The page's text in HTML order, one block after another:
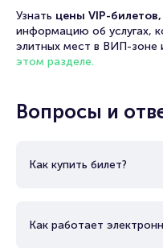
Узнать цены VIP-билетов,
информацию об услугах,
элитных мест в ВИП-зоне
этом разделе.
Вопросы и
Как купить билет?
Как работает